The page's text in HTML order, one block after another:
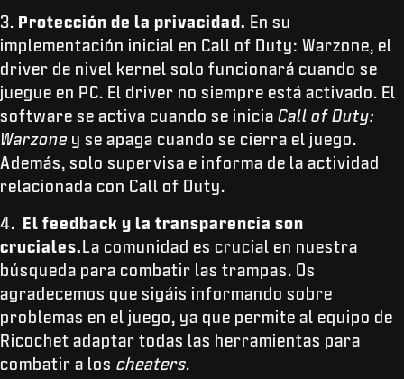
3. Protección de la privacidad. En su
implementación inicial en Call of Duty: Warzone, el
driver de nivel kernel solo funcionará cuando se
juegue en PC. El driver no siempre está activado. El
software se activa cuando se inicia Call of Duty:
Warzone y se apaga cuando se cierra el juego.
Además, solo supervisa e informa de la actividad
relacionada con Call of Duty.
4. El feedback y la transparencia son
cruciales. La comunidad es crucial en nuestra
búsqueda para combatir las trampas. Os
agradecemos que sigáis informando sobre
problemas en el juego, ya que permite al equipo de
Ricochet adaptar todas las herramientas para
combatir a los cheaters.